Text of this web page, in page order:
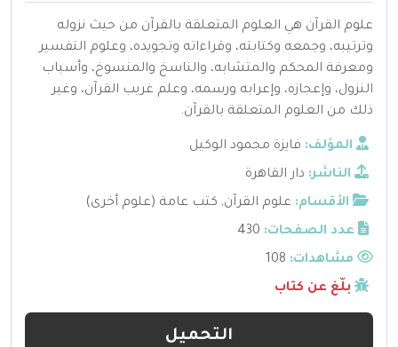
علوم القرآن هي العلوم المتعلقة بالقرآن من حيث نزوله
وترتيبه، وجمعه وكتابته، وقراءاته وتجويده، وعلوم التفسير
ومعرفة المحكم والمتشابه، والناسخ والمنسوخ، وأسباب
النزول، وإعجازه، وإعرابه ورسمه، وعلم غريب القرآن، وغير
ذلك من العلوم المتعلقة بالقرآن.
المؤلف: فايزة محمود الوكيل
الناشر: دار القاهرة
الأقسام: علوم القرآن, كتب عامة (علوم أخرى)
عدد الصفحات: 430
مشاهدات:
بلّغ عن كتاب
التحميل